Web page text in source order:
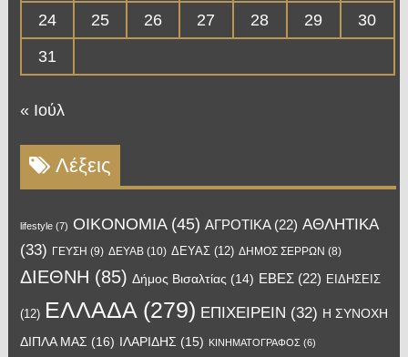
24
25 26 27 28 29
30
31
« Ιούλ
Λέξεις
lifestyle(7) OIKONOMIA(45) ΑΓΡΟΤΙΚΑ(22) ΑΘΛΗΤΙΚΑ
(33) ΓΕΥΣΗ (9) ΔΕΥΑΒ(10) ΔΕΥΑΣ(12) ΔΗΜΟΣ ΣΕΡΡΩΝ (8)
ΔΙΕΘΝΗ (85) Δήμος Βισαλτίας (14) ΕΒΕΣ(22) ΕΙΔΗΣΕΙΣ
(12) ΕΛΛΑΔΑ(279) ΕΠΙΧΕΙΡΕΙΝ (32) Η ΣΥΝΟΧΗ
ΔΙΠΛΑ ΜΑΣ (16) ΙΛΑΡΙΔΗΣ (15) ΚΙΝΗΜΑΤΟΓΡΑΦΟΣ (6)